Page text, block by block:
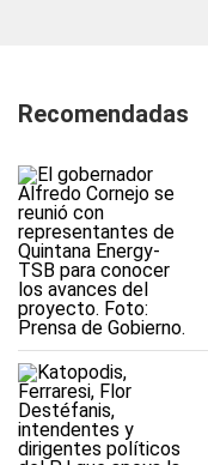
Recomendadas